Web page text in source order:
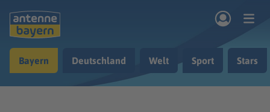
Musik & Radio
Bayern Deutschland Welt Sport Stars